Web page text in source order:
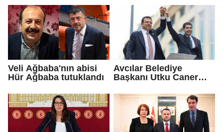
geldiniz...
Çetinkaya Başkan
Vekili seçildi
Veli Ağbaba'nın abisi
Hür Ağbaba tutuklandı
Avcılar Belediye
Başkanı Utku Caner
kararı